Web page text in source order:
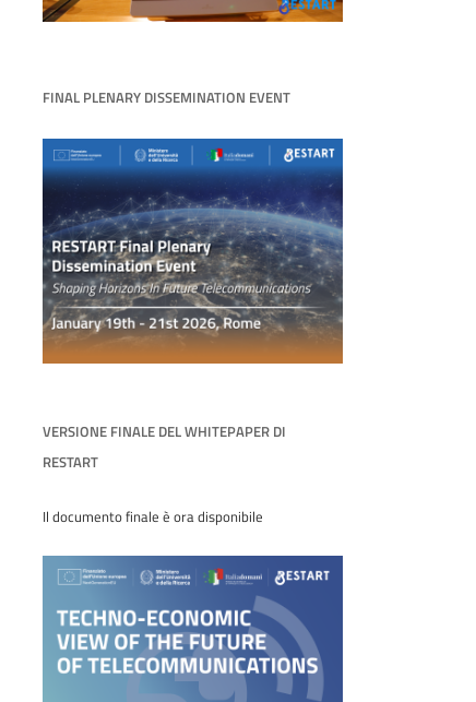
FINAL PLENARY DISSEMINATION EVENT
VERSIONE FINALE DEL WHITEPAPER DI
RESTART
Il documento finale è ora disponibile